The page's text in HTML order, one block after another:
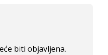
biti objavljena.